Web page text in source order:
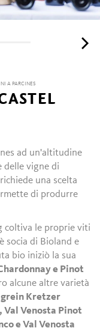
A PARCINES
ad un'altitudine
delle vigne di
una scelta
di produrre
coltiva le proprie viti
socia di Bioland e
bio iniziò la sua
e Pinot
alcune altre varietà
Kretzer
Val Venosta Pinot
e Val Venosta